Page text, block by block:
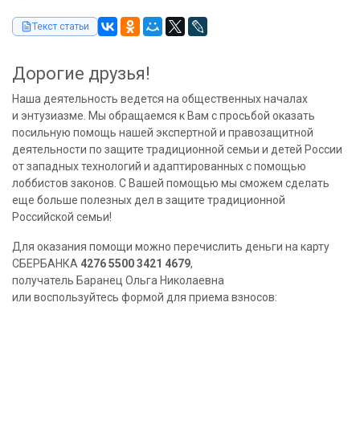
Текст статьи
Дорогие друзья!
Наша деятельность ведется на общественных началах
и энтузиазме. Мы обращаемся к Вам с просьбой оказать
посильную помощь нашей экспертной и правозащитной
деятельности по защите традиционной семьи и детей России
от западных технологий и адаптированных с помощью
лоббистов законов. С Вашей помощью мы сможем сделать
еще больше полезных дел в защите традиционной
Российской семьи!
Для оказания помощи можно перечислить деньги на карту
СБЕРБАНКА 4276 5500 3421 4679,
получатель Баранец Ольга Николаевна
или воспользуйтесь формой для приема взносов: